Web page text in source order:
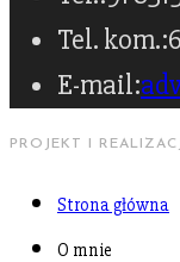
Tel. kom.:
E-mail:
PROJEKT I
Strona główna
O mnie